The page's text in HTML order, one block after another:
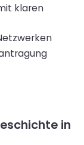
klaren
in